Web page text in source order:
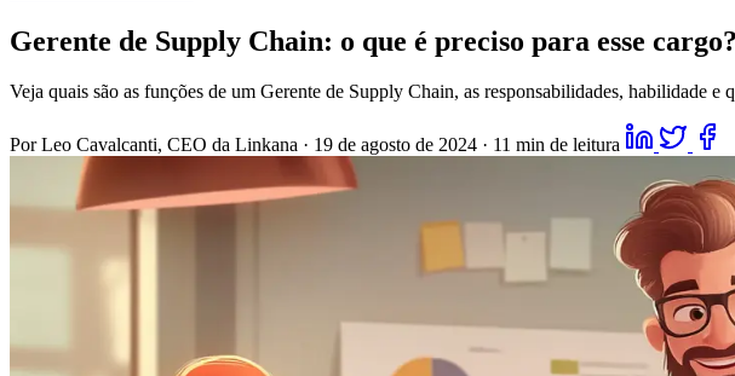
Gerente de Supply Chain: o que é preciso para esse cargo?
Veja quais são as funções de um Gerente de Supply Chain, as responsabilidades, habilidade e
Por Leo Cavalcanti, CEO da Linkana · 19 de agosto de 2024 · 11 min de leitura